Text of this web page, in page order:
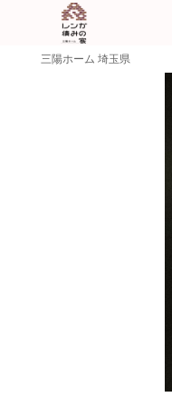
三陽ホーム 埼玉県